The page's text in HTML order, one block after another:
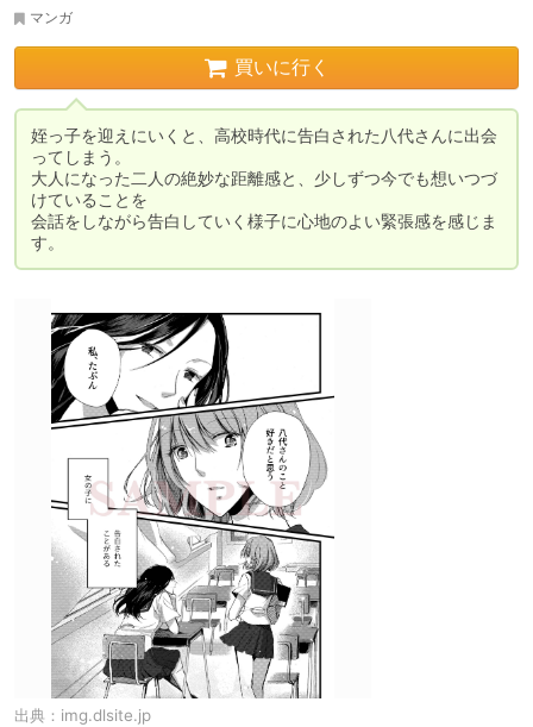
マンガ
買いに行く
姪っ子を迎えにいくと、高校時代に告白された八代さんに出会
ってしまう。
大人になった二人の絶妙な距離感と、少しずつ今でも想いつづ
けていることを
会話をしながら告白していく様子に心地のよい緊張感を感じま
す。
出典： img.dlsite.jp